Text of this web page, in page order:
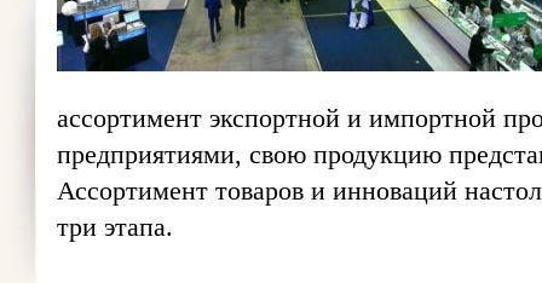
ассортимент экспортной и импортной
предприятиями, свою продукцию
Ассортимент товаров и инноваций
три этапа.